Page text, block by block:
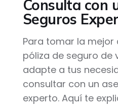
Consulta con
Seguros
Para tomar la mejor
póliza de seguro de
adapte a tus
consultar con un
experto. Aquí te